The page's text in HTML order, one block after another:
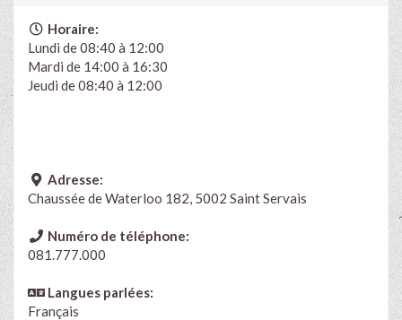
Horaire:
Lundi de 08:40 à 12:00
Mardi de 14:00 à 16:30
Jeudi de 08:40 à 12:00
Adresse:
Chaussée de Waterloo 182, 5002 Saint Servais
Numéro de téléphone:
081.777.000
Langues parlées:
Français